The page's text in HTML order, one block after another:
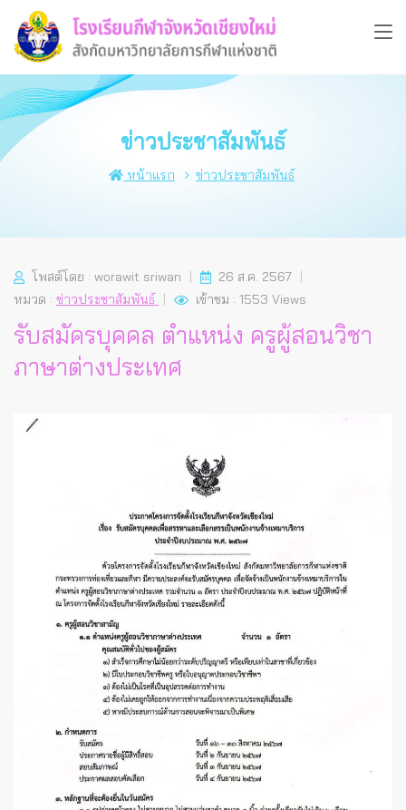
ข่าวประชาสัมพันธ์
หน้าแรก ข่าวประชาสัมพันธ์
โพสต์โดย : worawit sriwan
26 ส.ค. 2567
หมวด : ข่าวประชาสัมพันธ์ เข้าชม : 1553 Views
รับสมัครบุคคล ตำแหน่ง ครูผู้สอนวิชา
ภาษาต่างประเทศ